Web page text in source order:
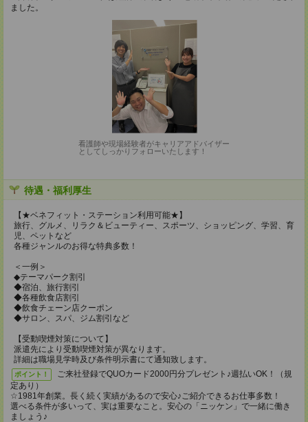
ました。
看護師や現場経験者がキャリアアドバイザー
としてしっかりフォローいたします！
待遇・福利厚生
【★ベネフィット・ステーション利用可能★】
旅行、グルメ、リラク＆ビューティー、スポーツ、ショッピング、学習、育
児、ペットなど
各種ジャンルのお得な特典多数！
＜一例＞
◆テーマパーク割引
◆宿泊、旅行割引
◆各種飲食店割引
◆飲食チェーン店クーポン
◆サロン、スパ、ジム割引など
【受動喫煙対策について】
派遣先により受動喫煙対策が異なります。
詳細は職場見学時及び条件明示書にて通知致します。
ポイント！
ご来社登録でQUOカード2000円分プレゼント♪週払いOK！（規
定あり）
☆1981年創業。長く続く実績があるので安心♪ご紹介できるお仕事多数！
選べる条件が多いって、実は重要なこと。安心の「ニッケン」で一緒に働き
ましょう♪